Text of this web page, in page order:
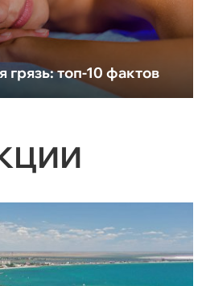
грязь: топ-10 фактов